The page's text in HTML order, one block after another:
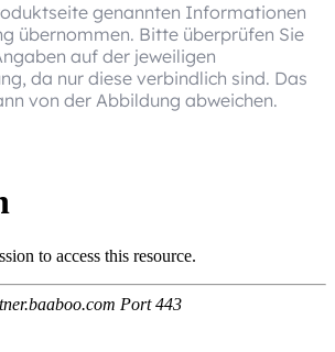
genannten Informationen
übernommen. Bitte überprüfen Sie
auf der jeweiligen
da nur diese verbindlich sind. Das
von der Abbildung abweichen.